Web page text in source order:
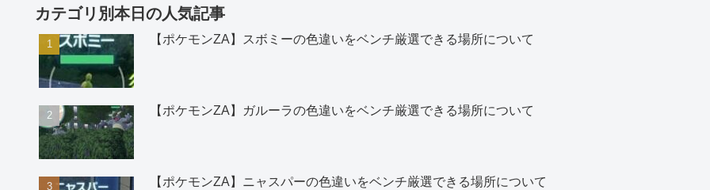
カテゴリ別本日の人気記事
【ポケモンZA】スボミーの色違いをベンチ厳選できる場所について
【ポケモンZA】ガルーラの色違いをベンチ厳選できる場所について
【ポケモンZA】ニャスパーの色違いをベンチ厳選できる場所について